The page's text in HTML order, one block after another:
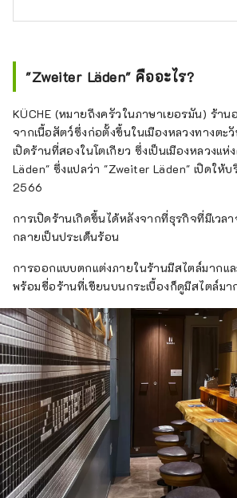
"Zweiter Läden" คืออะไร?
KÜCHE (หมายถึงครัวในภาษาเยอรมัน) ร้าน
จากเนื้อสัตว์ซึ่งก่อตั้งขึ้นในเมืองหลวงทางตะ
เปิดร้านที่สองในโตเกียว ซึ่งเป็นเมืองหลวงแ
Läden" ซึ่งแปลว่า "Zweiter Läden" เปิดให้
2566
การเปิดร้านเกิดขึ้นได้หลังจากที่ธุรกิจที่มีเวล
กลายเป็นประเด็นร้อน
การออกแบบตกแต่งภายในร้านมีสไตล์มากแ
พร้อมชื่อร้านที่เขียนบนกระเบื้องก็ดูมีสไตล์มา